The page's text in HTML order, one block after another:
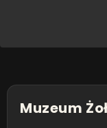
Muzeum